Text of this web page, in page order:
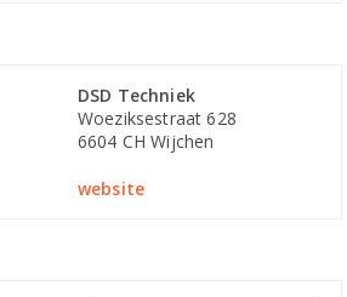
DSD Techniek
Woeziksestraat 628
6604 CH Wijchen
website